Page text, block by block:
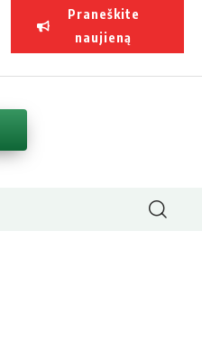
Praneškite
naujieną